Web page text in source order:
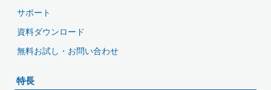
サポート
資料ダウンロード
無料お試し・お問い合わせ
特長